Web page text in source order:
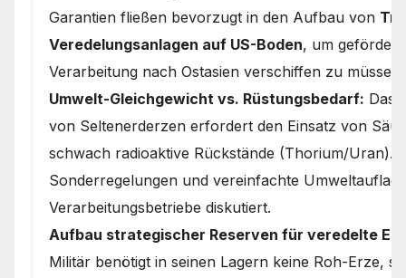
Garantien fließen bevorzugt in den Aufbau von
Veredelungsanlagen auf US-Boden, um
Verarbeitung nach Ostasien verschiffen zu müssen.
Umwelt-Gleichgewicht vs. Rüstungsbedarf: Das
von Seltenerderzen erfordert den Einsatz von
schwach radioaktive Rückstände (Thorium/Uran).
Sonderregelungen und vereinfachte
Verarbeitungsbetriebe diskutiert.
Aufbau strategischer Reserven für veredelte
Militär benötigt in seinen Lagern keine Roh-Erze,